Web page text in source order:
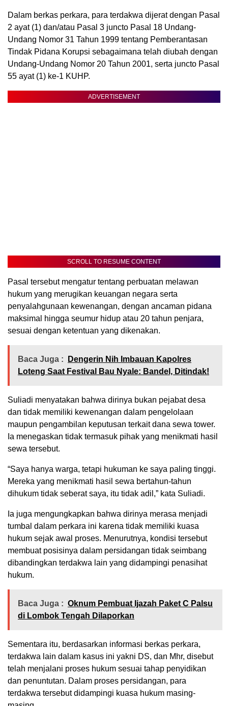
Dalam berkas perkara, para terdakwa dijerat dengan Pasal
2 ayat (1) dan/atau Pasal 3 juncto Pasal 18 Undang-
Undang Nomor 31 Tahun 1999 tentang Pemberantasan
Tindak Pidana Korupsi sebagaimana telah diubah dengan
Undang-Undang Nomor 20 Tahun 2001, serta juncto Pasal
55 ayat (1) ke-1 KUHP.
ADVERTISEMENT
SCROLL TO RESUME CONTENT
Pasal tersebut mengatur tentang perbuatan melawan
hukum yang merugikan keuangan negara serta
penyalahgunaan kewenangan, dengan ancaman pidana
maksimal hingga seumur hidup atau 20 tahun penjara,
sesuai dengan ketentuan yang dikenakan.
Baca Juga :
Dengerin Nih Imbauan Kapolres
Loteng Saat Festival Bau Nyale: Bandel, Ditindak!
Suliadi menyatakan bahwa dirinya bukan pejabat desa
dan tidak memiliki kewenangan dalam pengelolaan
maupun pengambilan keputusan terkait dana sewa tower.
Ia menegaskan tidak termasuk pihak yang menikmati hasil
sewa tersebut.
“Saya hanya warga, tetapi hukuman ke saya paling tinggi.
Mereka yang menikmati hasil sewa bertahun-tahun
dihukum tidak seberat saya, itu tidak adil,” kata Suliadi.
Ia juga mengungkapkan bahwa dirinya merasa menjadi
tumbal dalam perkara ini karena tidak memiliki kuasa
hukum sejak awal proses. Menurutnya, kondisi tersebut
membuat posisinya dalam persidangan tidak seimbang
dibandingkan terdakwa lain yang didampingi penasihat
hukum.
Baca Juga : Oknum Pembuat Ijazah Paket C Palsu
di Lombok Tengah Dilaporkan
Sementara itu, berdasarkan informasi berkas perkara,
terdakwa lain dalam kasus ini yakni DS, dan Mhr, disebut
telah menjalani proses hukum sesuai tahap penyidikan
dan penuntutan. Dalam proses persidangan, para
terdakwa tersebut didampingi kuasa hukum masing-